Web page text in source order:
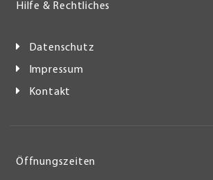
Hilfe & Rechtliches
Datenschutz
Impressum
Kontakt
Öffnungszeiten